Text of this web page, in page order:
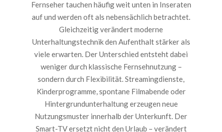
Fernseher tauchen häufig weit unten in Inseraten
auf und werden oft als nebensächlich betrachtet.
Gleichzeitig verändert moderne
Unterhaltungstechnik den Aufenthalt stärker als
viele erwarten. Der Unterschied entsteht dabei
weniger durch klassische Fernsehnutzung –
sondern durch Flexibilität. Streamingdienste,
Kinderprogramme, spontane Filmabende oder
Hintergrundunterhaltung erzeugen neue
Nutzungsmuster innerhalb der Unterkunft. Der
Smart-TV ersetzt nicht den Urlaub – verändert